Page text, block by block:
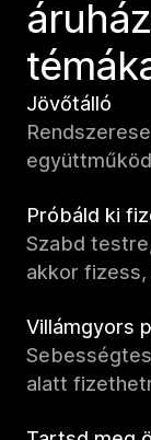
Jövőtálló
Próbáld ki
Szabd
akkor
Villámgyors
alatt